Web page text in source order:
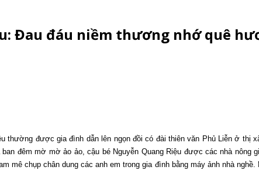
Đau đáu niềm thương nhớ quê
thường được gia đình dẫn lên ngọn đồi có đài thiên văn Phủ Liễn ở thị
đêm mờ mờ ảo ảo, cậu bé Nguyễn Quang Riệu được các nhà nông
mê chụp chân dung các anh em trong gia đình bằng máy ảnh nhà